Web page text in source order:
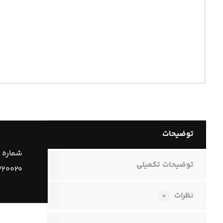
توضیحات
توضیحات تکمیلی
نظرات ۰